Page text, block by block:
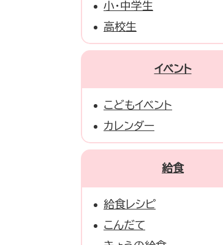
小・中学生
高校生
イベント
こどもイベント
カレンダー
給食
給食レシピ
こんだて